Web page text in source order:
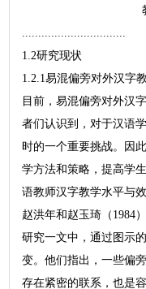
................................
1.2研究现状
1.2.1易混偏旁对外汉字
目前，易混偏旁对外汉
者们认识到，对于汉语
时的一个重要挑战。因
学方法和策略，提高学
语教师汉字教学水平与效
赵洪年和赵玉琦（1984
研究一文中，通过图示
变。他们指出，一些偏
存在紧密的联系，也是